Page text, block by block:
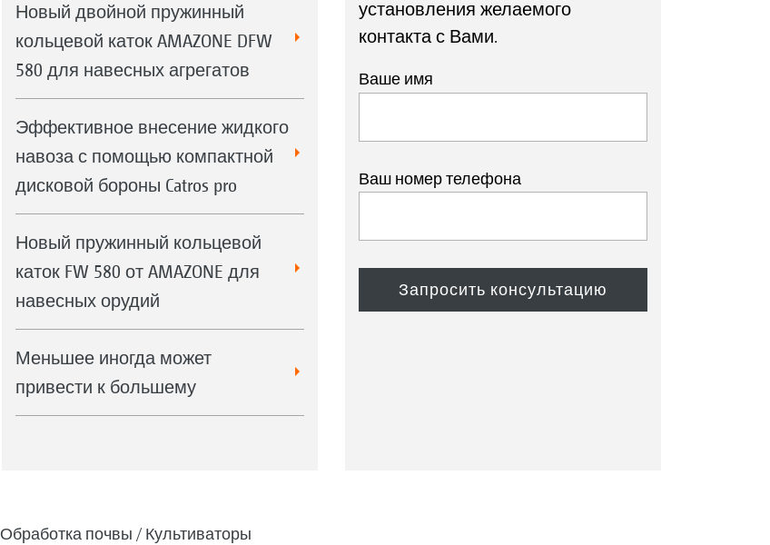
Новый двойной пружинный
кольцевой каток AMAZONE DFW
580 для навесных агрегатов
Эффективное внесение жидкого
навоза с помощью компактной
дисковой бороны Catros pro
Новый пружинный кольцевой
каток FW 580 от AMAZONE для
навесных орудий
Меньшее иногда может
привести к большему
установления желаемого
контакта с Вами.
Ваше имя
Ваш номер телефона
Обработка почвы Культиваторы